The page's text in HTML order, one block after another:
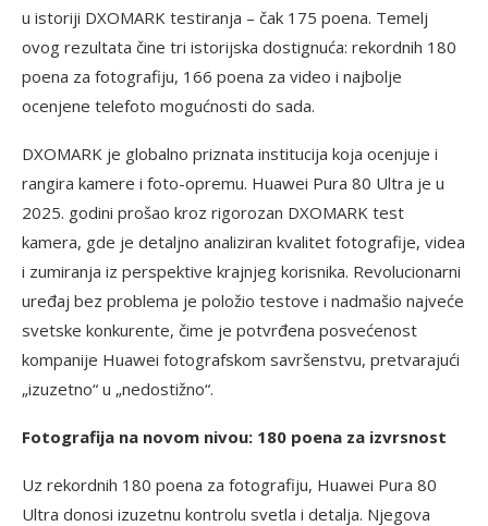
u istoriji DXOMARK testiranja – čak 175 poena. Temelj
ovog rezultata čine tri istorijska dostignuća: rekordnih 180
poena za fotografiju, 166 poena za video i najbolje
ocenjene telefoto mogućnosti do sada.
DXOMARK je globalno priznata institucija koja ocenjuje i
rangira kamere i foto-opremu. Huawei Pura 80 Ultra je u
2025. godini prošao kroz rigorozan DXOMARK test
kamera, gde je detaljno analiziran kvalitet fotografije, videa
i zumiranja iz perspektive krajnjeg korisnika. Revolucionarni
uređaj bez problema je položio testove i nadmašio najveće
svetske konkurente, čime je potvrđena posvećenost
kompanije Huawei fotografskom savršenstvu, pretvarajući
„izuzetno“ u „nedostižno“.
Fotografija na novom nivou: 180 poena za izvrsnost
Uz rekordnih 180 poena za fotografiju, Huawei Pura 80
Ultra donosi izuzetnu kontrolu svetla i detalja. Njegova